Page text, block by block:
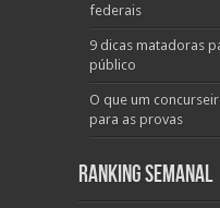
federais
9 dicas matadoras
público
O que um
para as provas
Ranking Semanal